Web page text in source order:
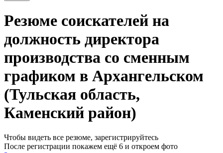
Резюме соискателей на
должность директора
производства со сменным
графиком в Архангельском
(Тульская область,
Каменский район)
Чтобы видеть все резюме, зарегистрируйтесь
После регистрации покажем ещё 6 и откроем фото